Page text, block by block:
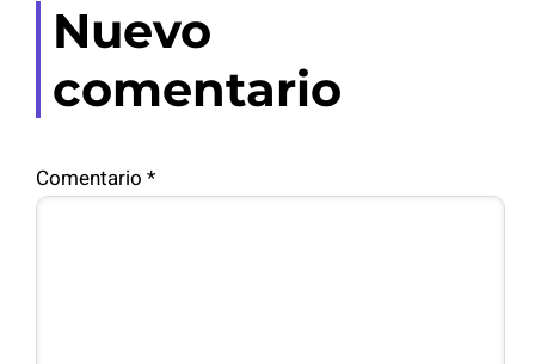
Nuevo
comentario
Comentario *